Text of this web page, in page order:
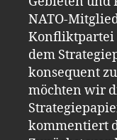
NATO-
Konfliktpartei
dem
konsequent
möchten wir
kommentiert